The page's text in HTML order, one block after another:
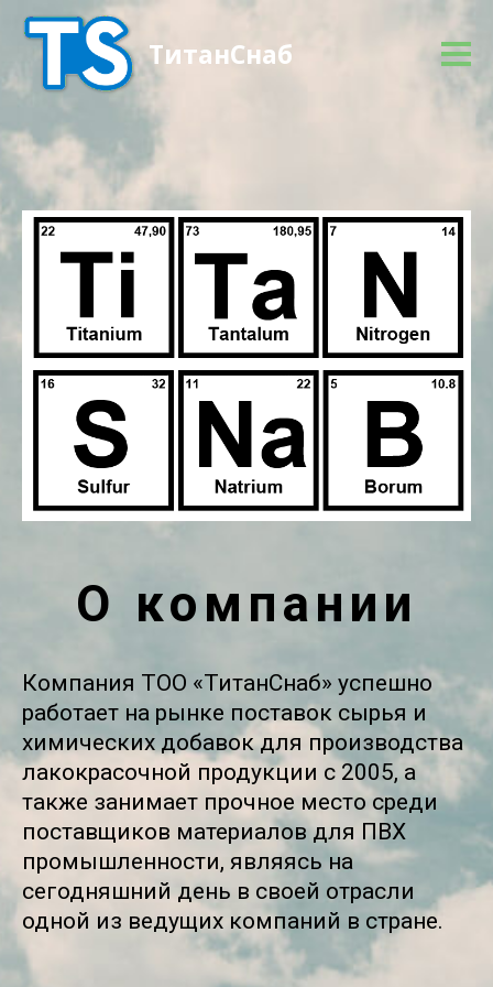
ТитанСнаб
О компании
Компания ТОО «ТитанСнаб» успешно
работает на рынке поставок сырья и
химических добавок для производства
лакокрасочной продукции с 2005, а
также занимает прочное место среди
поставщиков материалов для ПВХ
промышленности, являясь на
сегодняшний день в своей отрасли
одной из ведущих компаний в стране.